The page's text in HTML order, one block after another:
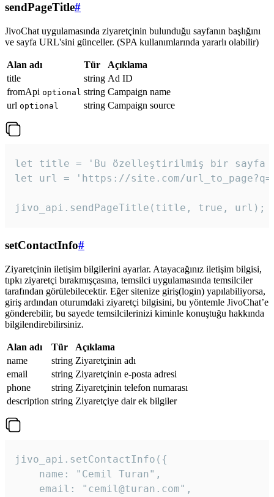
sendPageTitle#
JivoChat uygulamasında ziyaretçinin bulunduğu sayfanın başlığını
ve sayfa URL'sini günceller. (SPA kullanımlarında yararlı olabilir)
Alan adı Tür
Açıklama
title
string Ad ID
fromApi optional string Campaign name
url optional string Campaign source
let title = 'Bu özelleştirilmiş bir sayfa
let url = 'https://site.com/
jivo_api.sendPageTitle(title, true, url);
setContactInfo#
Ziyaretçinin iletişim bilgilerini ayarlar. Atayacağınız iletişim bilgisi,
tıpkı ziyaretçi bırakmışçasına, temsilci uygulamasında temsilciler
tarafından görülebilecektir. Eğer sitenize giriş(login) yapılabiliyorsa,
giriş ardından oturumdaki ziyaretçi bilgisini, bu yöntemle JivoChat’e
gönderebilir, bu sayede temsilcilerinizi kiminle konuştuğu hakkında
bilgilendirebilirsiniz.
Alan adı Tür
Açıklama
name
string Ziyaretçinin adı
email
string Ziyaretçinin e-posta adresi
phone
string Ziyaretçinin telefon numarası
description string Ziyaretçiye dair ek bilgiler
jivo_api.setContactInfo({
    name: "Cemil Turan",
    email: "cemil@turan.com",